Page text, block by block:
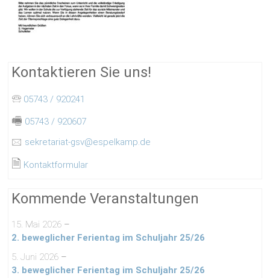
Kontaktieren Sie uns!
🕾 05743 / 920241
🖷 05743 / 920607
🖂 sekretariat-gsv@espelkamp.de
🗎 Kontaktformular
Kommende Veranstaltungen
15. Mai 2026 –
2. beweglicher Ferientag im Schuljahr 25/26
5. Juni 2026 –
3. beweglicher Ferientag im Schuljahr 25/26